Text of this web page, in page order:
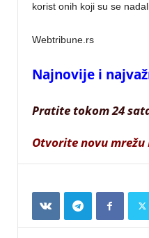
korist onih koji su se
Webtribune.rs
Najnovije i
Pratite tokom 24
Otvorite novu mrežu